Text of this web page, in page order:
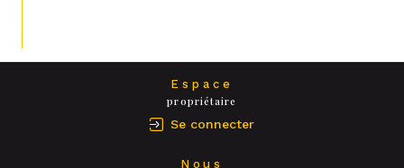
Espace
propriétaire
Se connecter
Nous